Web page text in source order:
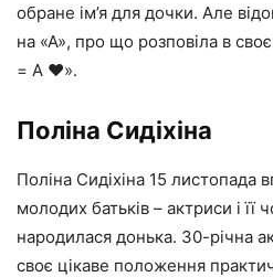
обране ім’я для дочки. Але
на «А», про що розповіла в
= А ♥️».
Поліна Сидіхіна
Поліна Сидіхіна 15
молодих батьків – актриси і її
народилася донька. 30-річна
своє цікаве положення